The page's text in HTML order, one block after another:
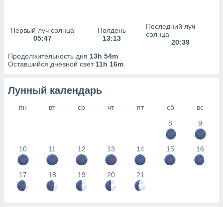
наших 1199
Первый луч солнца
05:47
Полдень
13:13
Последний луч
солнца
20:39
Продолжительность дня 13h 54m
Оставшийся дневной свет 11h 16m
Лунный календарь
пн вт ср чт пт сб
вс
8
9
10 11 12 13 14 15 16
17 18 19 20 21